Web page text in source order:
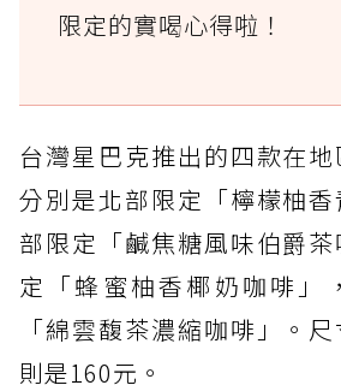
限定的實喝心得啦！
台灣星巴克推出的四款在地
分別是北部限定「檸檬柚
部限定「鹹焦糖風味伯爵
定「蜂蜜柚香椰奶咖啡」
「綿雲馥茶濃縮咖啡」。
則是160元。